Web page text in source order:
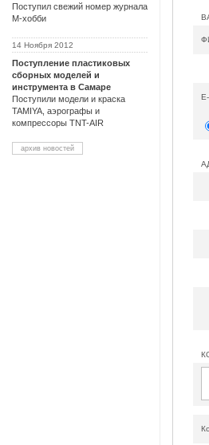
Поступил свежий номер журнала
М-хобби
14 Ноября 2012
Поступление пластиковых
сборных моделей и
инструмента в Самаре
Поступили модели и краска
TAMIYA, аэрографы и
компрессоры TNT-AIR
архив новостей